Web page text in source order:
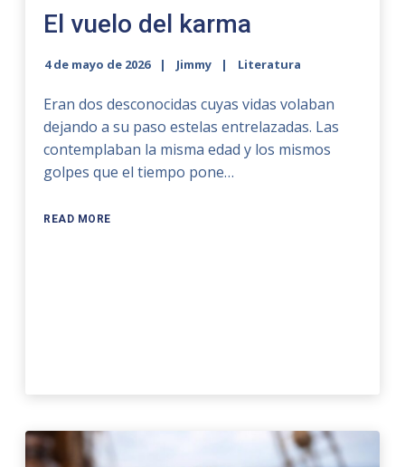
El vuelo del karma
4 de mayo de 2026 Jimmy Literatura
Eran dos desconocidas cuyas vidas volaban
dejando a su paso estelas entrelazadas. Las
contemplaban la misma edad y los mismos
golpes que el tiempo pone…
READ MORE